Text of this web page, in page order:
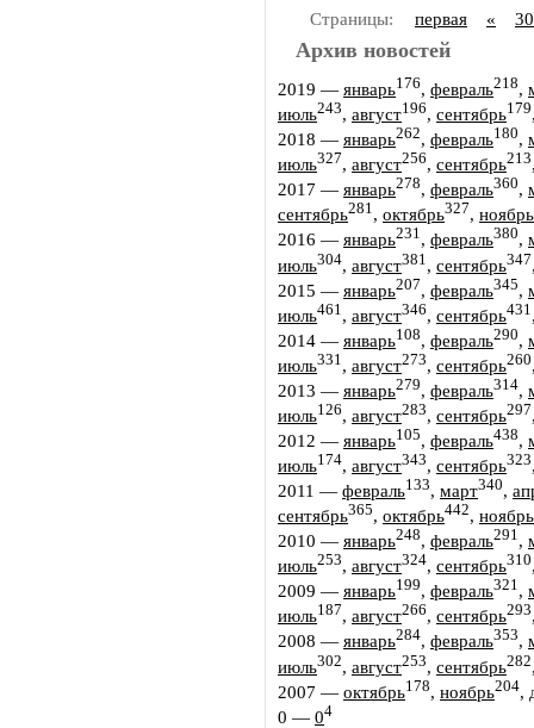
Страницы:
первая « 30
Архив новостей
2019 — январь176, февраль218,
июль243, август196, сентябрь179
2018 — январь262, февраль180,
июль327, август256, сентябрь213
2017 — январь278, февраль360,
сентябрь281, октябрь327, ноябрь
2016 — январь231, февраль380,
июль304, август381 , сентябрь347
2015 — январь207, февраль345,
июль461 , август346, сентябрь431
2014 — январь108, февраль290,
июль331 , август273, сентябрь260
2013 — январь279, февраль314,
июль126, август283, сентябрь297
2012 — январь105, февраль438,
июль174, август343, сентябрь323
2011 — февраль133, март340,
сентябрь365, октябрь442, ноябрь
2010 — январь248, февраль291,
июль253, август324, сентябрь310
2009 — январь199, февраль321,
июль187, август266, сентябрь293
2008 — январь284, февраль353,
июль302, август253, сентябрь282
2007 — октябрь178, ноябрь204,
0 — 04